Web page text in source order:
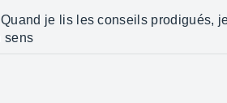
je lis les conseils prodigués,
sens